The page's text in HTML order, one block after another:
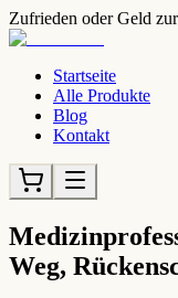
Zufrieden oder Geld
Startseite
Alle Produkte
Blog
Kontakt
Weg,